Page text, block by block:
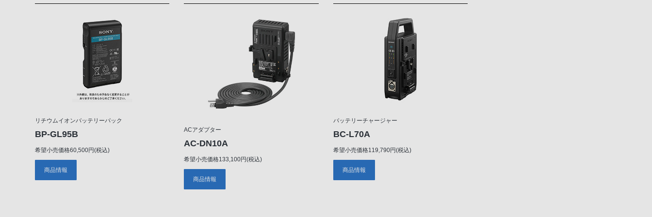
リチウムイオンバッテリーパック
BP-GL95B
希望小売価格60,500円(税込)
商品情報
ACアダプター
AC-DN10A
希望小売価格133,100円(税込)
商品情報
バッテリーチャージャー
BC-L70A
希望小売価格119,790円(税込)
商品情報